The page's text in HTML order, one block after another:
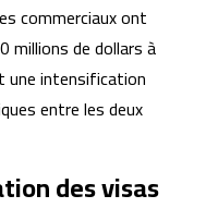
commerciaux ont
millions de dollars à
une intensification
entre les deux
des visas